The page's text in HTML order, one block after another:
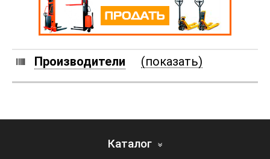
Производители (показать)
Каталог